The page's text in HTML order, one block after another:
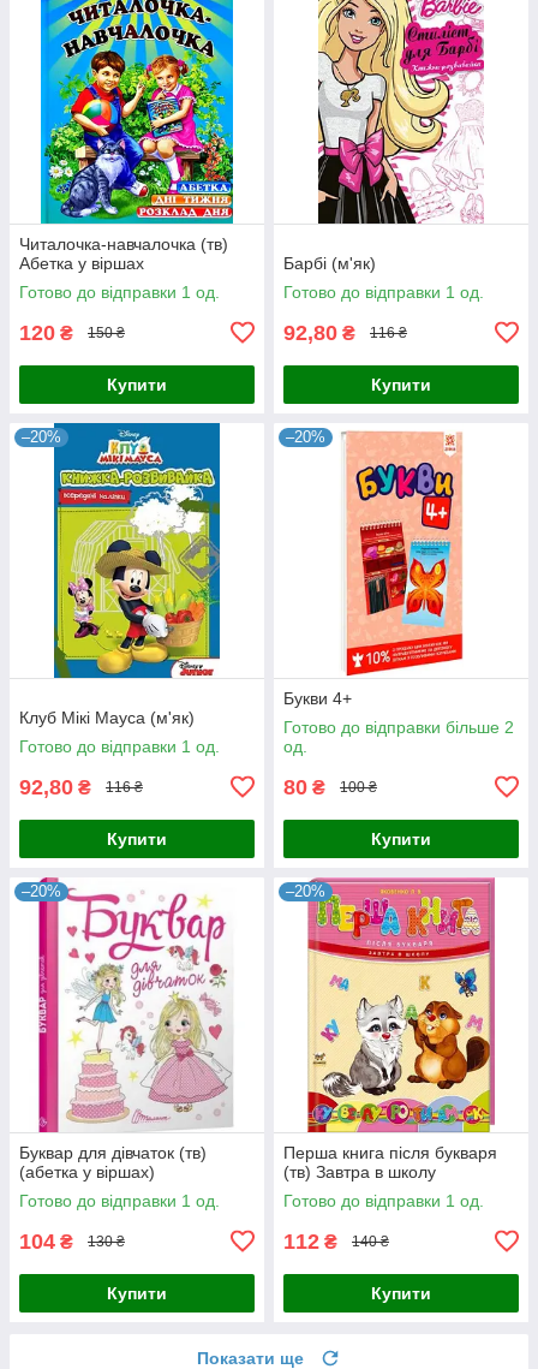
Читалочка-навчалочка (тв)
Абетка у віршах
Готово до відправки 1 од.
120 ₴ 150 ₴
Купити
Барбі (м'як)
Готово до відправки 1 од.
92,80 ₴ 116 ₴
Купити
–20%
Клуб Мікі Мауса (м'як)
Готово до відправки 1 од.
92,80 ₴ 116 ₴
Купити
–20%
Букви 4+
Готово до відправки більше 2
од.
80 ₴ 100 ₴
Купити
–20%
Буквар для дівчаток (тв)
(абетка у віршах)
Готово до відправки 1 од.
104 ₴ 130 ₴
Купити
–20%
Перша книга після букваря
(тв) Завтра в школу
Готово до відправки 1 од.
112 ₴ 140 ₴
Купити
Показати ще